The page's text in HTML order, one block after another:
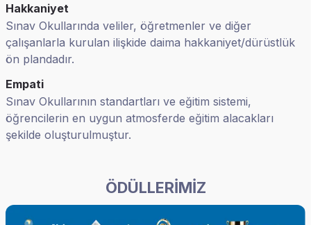
Hakkaniyet
Sınav Okullarında veliler, öğretmenler ve diğer
çalışanlarla kurulan ilişkide daima hakkaniyet/dürüstlük
ön plandadır.
Empati
Sınav Okullarının standartları ve eğitim sistemi,
öğrencilerin en uygun atmosferde eğitim alacakları
şekilde oluşturulmuştur.
ÖDÜLLERİMİZ